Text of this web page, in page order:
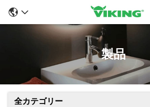
製品
全カテゴリー